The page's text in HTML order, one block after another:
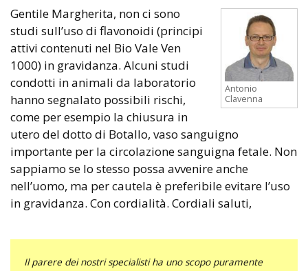
Antonio
Clavenna
Gentile Margherita, non ci sono
studi sull’uso di flavonoidi (principi
attivi contenuti nel Bio Vale Ven
1000) in gravidanza. Alcuni studi
condotti in animali da laboratorio
hanno segnalato possibili rischi,
come per esempio la chiusura in
utero del dotto di Botallo, vaso sanguigno
importante per la circolazione sanguigna fetale. Non
sappiamo se lo stesso possa avvenire anche
nell’uomo, ma per cautela è preferibile evitare l’uso
in gravidanza. Con cordialità. Cordiali saluti,
Il parere dei nostri specialisti ha uno scopo puramente